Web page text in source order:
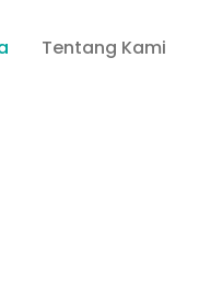
Tentang Kami